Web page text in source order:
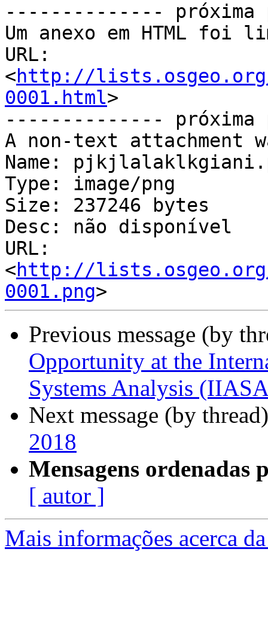
--------------
Um anexo em HTML foi
URL:
<http://lists.osgeo.org/
0001.html>
--------------
A non-text attachment
Name:
Type: image/png
Size: 237246 bytes
Desc: não disponível
URL:
<http://lists.osgeo.org/
0001.png
Previous message (by
Opportunity at the
Systems Analysis
Next message (by
2018
Mensagens ordenadas
[ autor ]
Mais informações acerca